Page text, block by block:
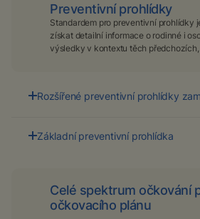
Preventivní prohlídky
Standardem pro preventivní prohlídky
získat detailní informace o rodinné i
výsledky v kontextu těch
Rozšířené preventivní prohlídky
Safír Junior obsahuje dle
sonografické vyšetření, a dle
Základní preventivní prohlídka
při jejichž indikaci jsou
ale i individuální rizika (např.
v rodině) a samozřejmě i
Celé spektrum očkování
očkovacího plánu